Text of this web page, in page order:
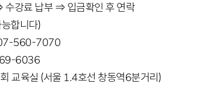
수강료 납부 ⇒ 입금확인 후 연락
합니다)
560-7070
6036
교육실 (서울 1.4호선 창동역6분거리)